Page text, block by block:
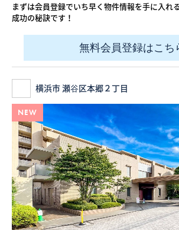
まずは会員登録でいち早く物件情報を手に入れ
成功の秘訣です！
無料会員登録はこち
横浜市 瀬谷区本郷２丁目
NEW